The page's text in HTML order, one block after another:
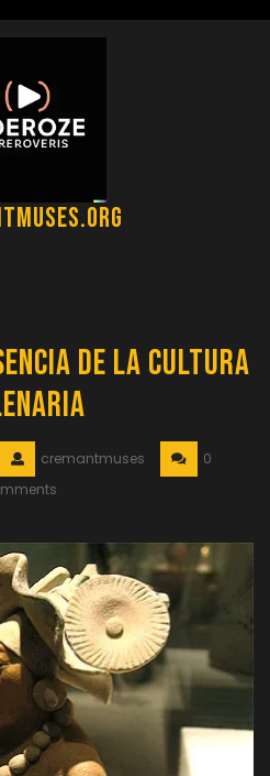
de la Cultura
cremantmuses
0